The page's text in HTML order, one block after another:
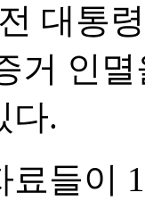
대통
거 인
다.
들이